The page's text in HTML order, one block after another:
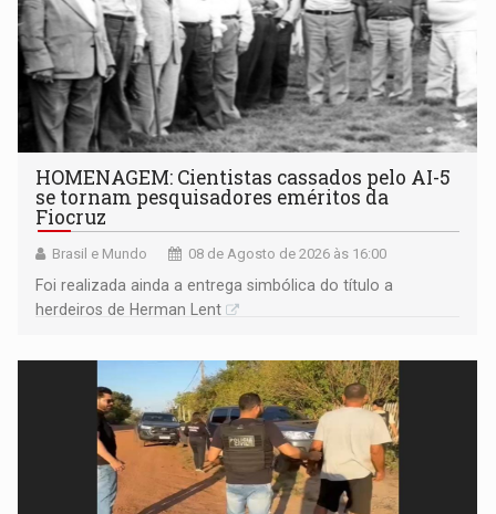
HOMENAGEM: Cientistas cassados pelo AI-5
se tornam pesquisadores eméritos da
Fiocruz
Brasil e Mundo 08 de Agosto de 2026 às 16:00
Foi realizada ainda a entrega simbólica do título a
herdeiros de Herman Lent